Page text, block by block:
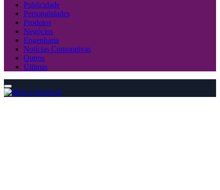
Publicidade
Personalidades
Produtos
Negócios
Engenharia
Notícias Corporativas
Outros
Últimas